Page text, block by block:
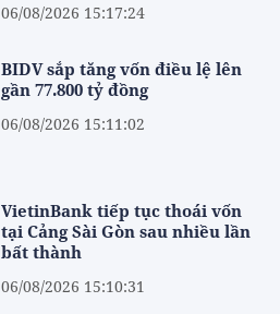
06/08/2026 15:17:24
BIDV sắp tăng vốn điều lệ lên
gần 77.800 tỷ đồng
06/08/2026 15:11:02
VietinBank tiếp tục thoái vốn
tại Cảng Sài Gòn sau nhiều lần
bất thành
06/08/2026 15:10:31